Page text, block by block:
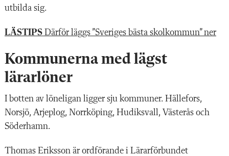
utbilda sig.
LÄSTIPS Därför läggs ”Sveriges bästa skolkommun” ner
Kommunerna med lägst
lärarlöner
I botten av löneligan ligger sju kommuner. Hällefors,
Norsjö, Arjeplog, Norrköping, Hudiksvall, Västerås och
Söderhamn.
Thomas Eriksson är ordförande i Lärarförbundet